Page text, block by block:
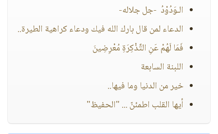
الـوَدُوْدُ -جل جلاله-
الدعاء لمن قال بارك الله فيك ودعاء كراهية الطيرة..
فَمَا لَهُمْ عَنِ التَّذْكِرَةِ مُعْرِضِينَ
اللبنة السابعة
خير من الدنيا وما فيها..
أيها القلب اطمئنّ ... "الحفيظ"